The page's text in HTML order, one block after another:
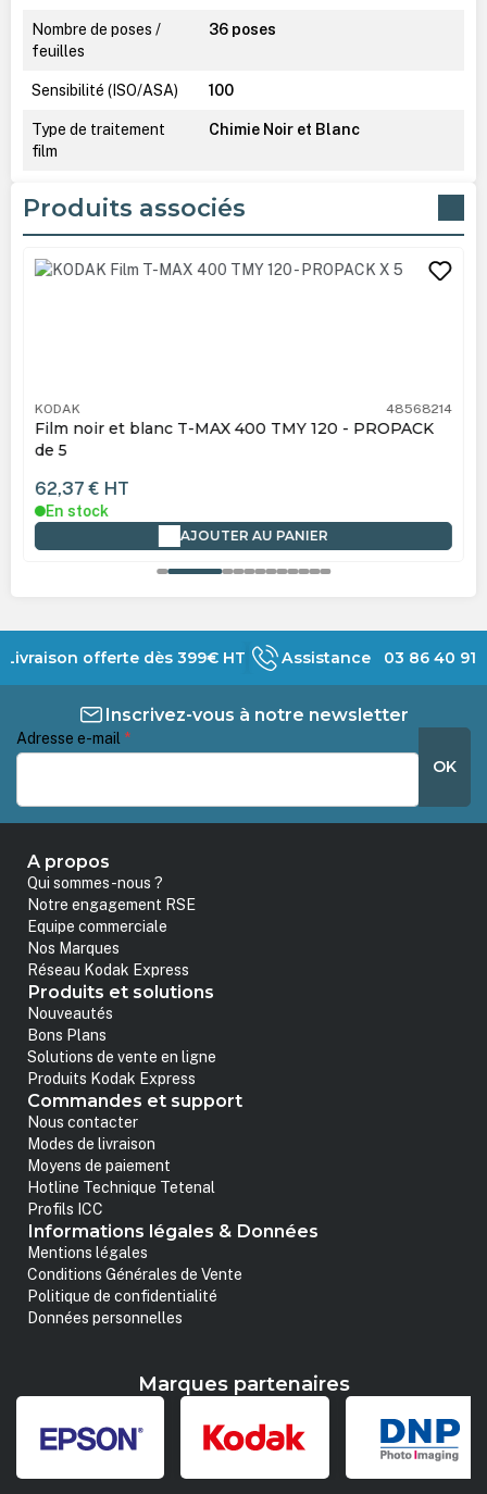
Nombre de poses /
feuilles
36 poses
Sensibilité (ISO/ASA) 100
Type de traitement
film
Chimie Noir et Blanc
Produits associés
Ignorer la galerie de produits
KODAK 48568214
Film noir et blanc T-MAX 400 TMY 120 - PROPACK
de 5
62,37 € HT
En stock
AJOUTER AU PANIER
Livraison offerte dès 399€ HT Assistance 03 86 40 91
Inscrivez-vous à notre newsletter
Adresse e-mail *
OK
A propos
Qui sommes-nous ?
Notre engagement RSE
Equipe commerciale
Nos Marques
Réseau Kodak Express
Produits et solutions
Nouveautés
Bons Plans
Solutions de vente en ligne
Produits Kodak Express
Commandes et support
Nous contacter
Modes de livraison
Moyens de paiement
Hotline Technique Tetenal
Profils ICC
Informations légales & Données
Mentions légales
Conditions Générales de Vente
Politique de confidentialité
Données personnelles
Marques partenaires